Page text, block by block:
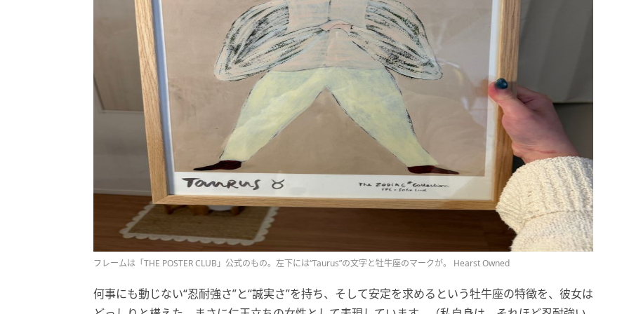
フレームは「THE POSTER CLUB」公式のもの。左下には“Taurus”の文字と牡牛座のマークが。 Hearst Owned
何事にも動じない“忍耐強さ”と“誠実さ”を持ち、そして安定を求めるという牡牛座の特徴を、彼女は